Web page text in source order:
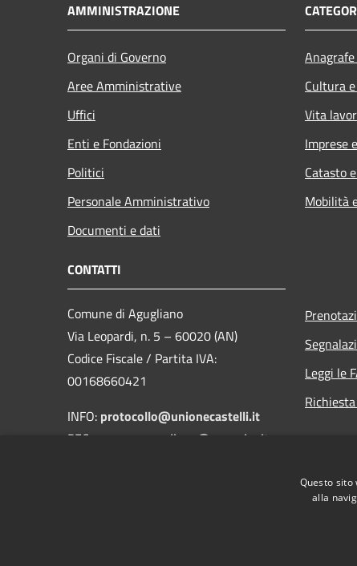
AMMINISTRAZIONE
Organi di Governo
Aree Amministrative
Uffici
Enti e Fondazioni
Politici
Personale Amministrativo
Documenti e dati
Cultura
Vita
Imprese
Catasto
Mobilità
CONTATTI
Comune di Agugliano
Via Leopardi, n. 5 – 60020 (AN)
Codice Fiscale / Partita IVA:
00168660421
INFO: protocollo@unionecastelli.it
PEC:
comune.agugliano@emarche.it
Leggi le
Questo
alla